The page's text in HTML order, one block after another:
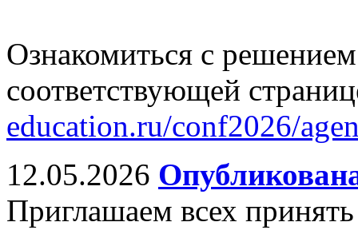
Ознакомиться с
соответствующей
education.ru/conf2026/
12.05.2026
Приглашаем всех принять